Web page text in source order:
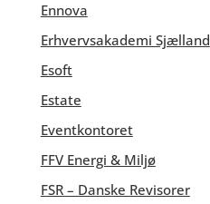
Ennova
Erhvervsakademi Sjælland
Esoft
Estate
Eventkontoret
FFV Energi & Miljø
FSR – Danske Revisorer